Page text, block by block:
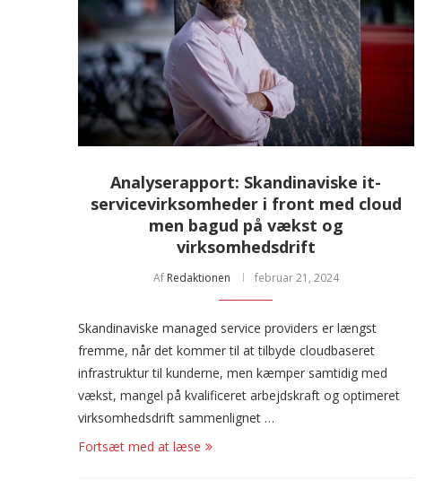
Analyserapport: Skandinaviske it-
servicevirksomheder i front med cloud
men bagud på vækst og
virksomhedsdrift
Af Redaktionen februar 21, 2024
Skandinaviske managed service providers er længst
fremme, når det kommer til at tilbyde cloudbaseret
infrastruktur til kunderne, men kæmper samtidig med
vækst, mangel på kvalificeret arbejdskraft og optimeret
virksomhedsdrift sammenlignet …
Fortsæt med at læse